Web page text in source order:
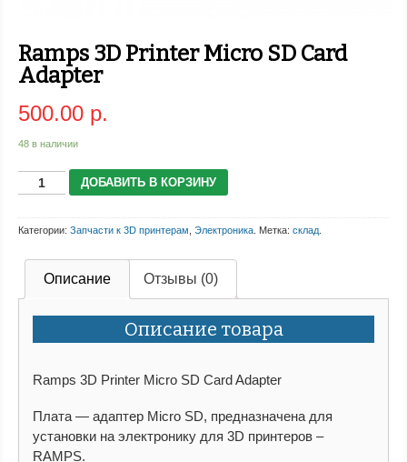
Ramps 3D Printer Micro SD Card
Adapter
500.00 р.
48 в наличии
ДОБАВИТЬ В КОРЗИНУ
Категории: Запчасти к 3D принтерам Электроника Метка: склад
Описание Отзывы (0)
Описание товара
Ramps 3D Printer Micro SD Card Adapter
Плата — адаптер Micro SD, предназначена для
установки на электронику для 3D принтеров –
RAMPS.